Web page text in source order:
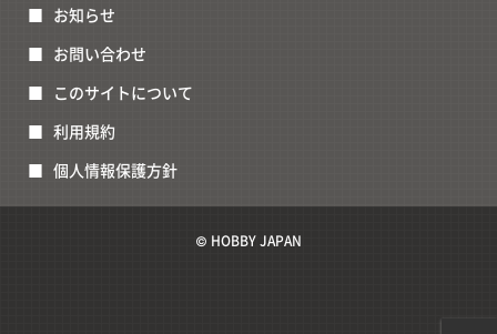
お知らせ
お問い合わせ
このサイトについて
利用規約
個人情報保護方針
© HOBBY JAPAN